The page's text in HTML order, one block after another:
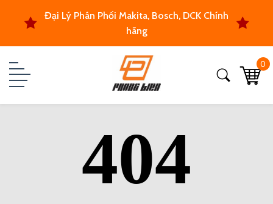
Đại Lý Phân Phối Makita, Bosch, DCK Chính
hãng
0
404